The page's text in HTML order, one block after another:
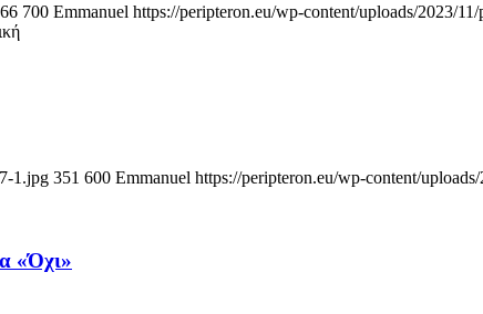
700 Emmanuel https://peripteron.eu/wp-content/uploads/2023/
1.jpg 351 600 Emmanuel https://peripteron.eu/wp-content/
«Όχι»